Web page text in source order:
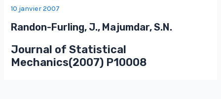
10 janvier 2007
Randon-Furling, J., Majumdar, S.N.
Journal of Statistical
Mechanics(2007) P10008